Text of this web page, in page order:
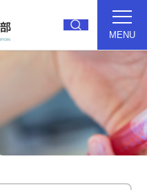
MENU
薬学部紹介
教育